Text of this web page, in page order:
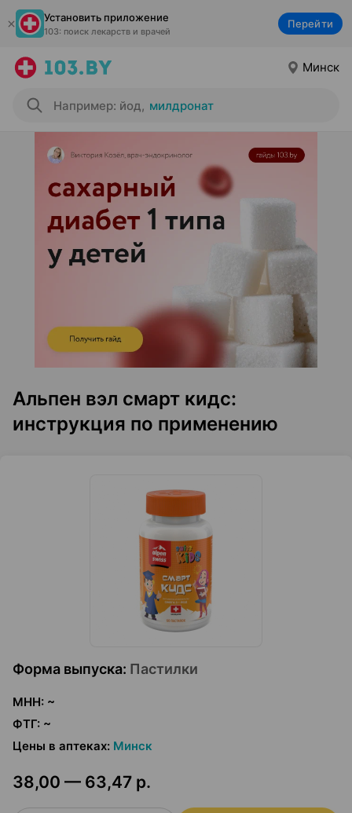
Установить приложение
103: поиск лекарств и врачей
Перейти
Минск
Например: йод, милдронат
Альпен вэл смарт кидс:
инструкция по применению
Форма выпуска: Пастилки
МНН: ~
ФТГ: ~
Цены в аптеках: Минск
38,00 — 63,47 р.